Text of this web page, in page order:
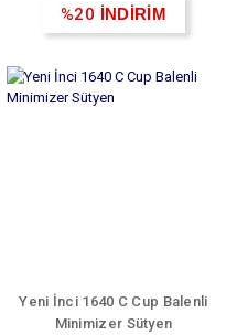
%20 İNDİRİM
Yeni İnci 1640 C Cup Balenli
Minimizer Sütyen